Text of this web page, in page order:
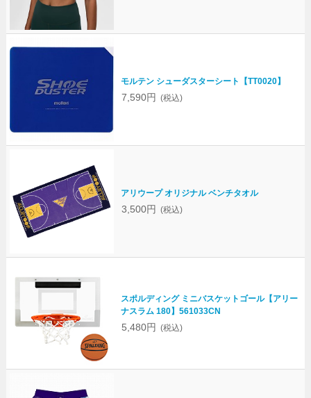
モルテン シューダスターシート【TT0020】
7,590円 (税込)
アリウープ オリジナル ベンチタオル
3,500円 (税込)
スポルディング ミニバスケットゴール【アリー
ナスラム 180】561033CN
5,480円 (税込)